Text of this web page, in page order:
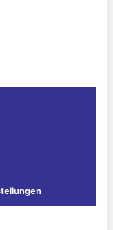
sichere
im Trend.
für die